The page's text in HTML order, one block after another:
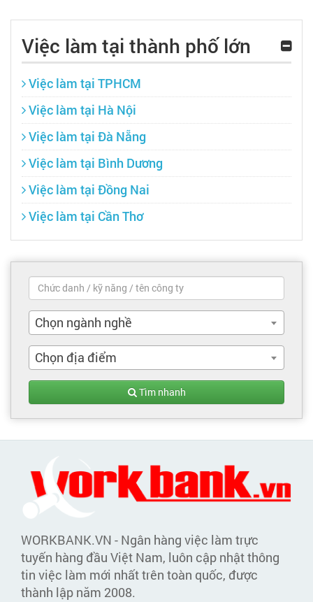
Việc làm tại thành phố lớn
Việc làm tại TPHCM
Việc làm tại Hà Nội
Việc làm tại Đà Nẵng
Việc làm tại Bình Dương
Việc làm tại Đồng Nai
Việc làm tại Cần Thơ
Chọn ngành nghề
Chọn địa điểm
Tìm nhanh
WORKBANK.VN - Ngân hàng việc làm trực
tuyến hàng đầu Việt Nam, luôn cập nhật thông
tin việc làm mới nhất trên toàn quốc, được
thành lập năm 2008.